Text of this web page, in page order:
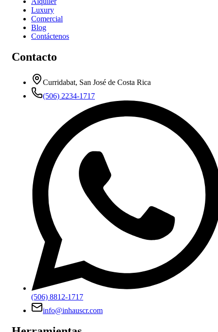
Luxury
Comercial
Blog
Contáctenos
Contacto
Curridabat, San José de Costa Rica
(506) 2234-1717
(506) 8812-1717
info@inhauscr.com